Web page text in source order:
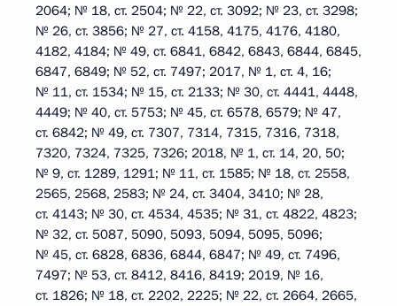
2064; № 18, ст. 2504; № 22, ст. 3092; № 23, ст. 3298;
№ 26, ст. 3856; № 27, ст. 4158, 4175, 4176, 4180,
4182, 4184; № 49, ст. 6841, 6842, 6843, 6844, 6845,
6847, 6849; № 52, ст. 7497; 2017, № 1, ст. 4, 16;
№ 11, ст. 1534; № 15, ст. 2133; № 30, ст. 4441, 4448,
4449; № 40, ст. 5753; № 45, ст. 6578, 6579; № 47,
ст. 6842; № 49, ст. 7307, 7314, 7315, 7316, 7318,
7320, 7324, 7325, 7326; 2018, № 1, ст. 14, 20, 50;
№ 9, ст. 1289, 1291; № 11, ст. 1585; № 18, ст. 2558,
2565, 2568, 2583; № 24, ст. 3404, 3410; № 28,
ст. 4143; № 30, ст. 4534, 4535; № 31, ст. 4822, 4823;
№ 32, ст. 5087, 5090, 5093, 5094, 5095, 5096;
№ 45, ст. 6828, 6836, 6844, 6847; № 49, ст. 7496,
7497; № 53, ст. 8412, 8416, 8419; 2019, № 16,
ст. 1826; № 18, ст. 2202, 2225; № 22, ст. 2664, 2665,